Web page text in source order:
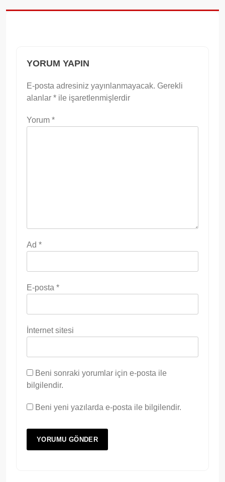
YORUM YAPIN
E-posta adresiniz yayınlanmayacak. Gerekli
alanlar * ile işaretlenmişlerdir
Yorum *
Ad *
E-posta *
İnternet sitesi
Beni sonraki yorumlar için e-posta ile
bilgilendir.
Beni yeni yazılarda e-posta ile bilgilendir.